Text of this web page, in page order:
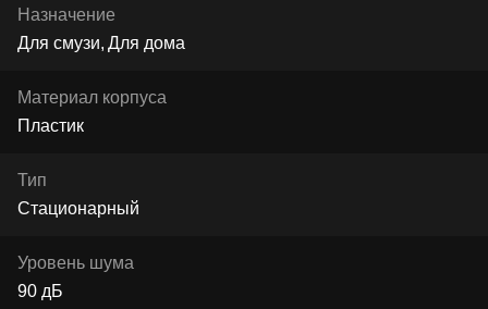
Назначение
Для смузи Для дома
Материал корпуса
Пластик
Тип
Стационарный
Уровень шума
90 дБ